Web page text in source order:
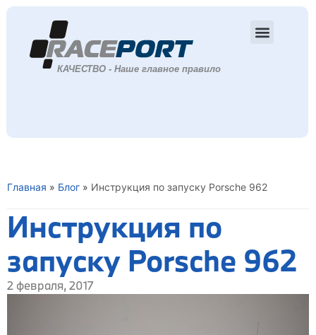
Главная » Блог » Инструкция по запуску Porsche 962
Инструкция по
запуску Porsche 962
2 февраля, 2017